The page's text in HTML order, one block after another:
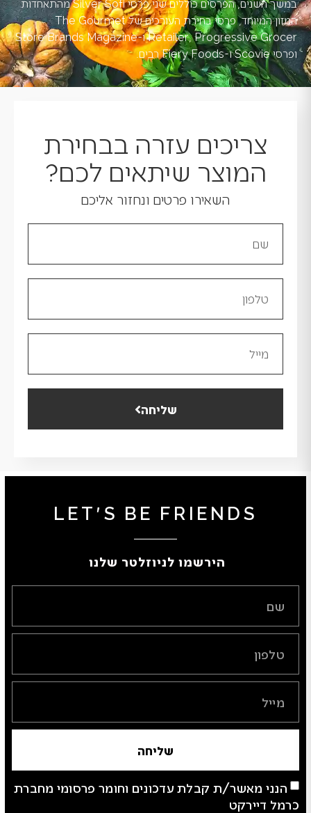
במשך השנים, הפרסים כוללים שני פרסי Silver Sofi מהתאחדות
המזון המיוחד, פרסי בחירת העורכים של The Gourmet
Retailer, Progressive Grocer ו-Store Brands Magazine
ופרסי Scovie ו-Fiery Foods רבים.
צריכים עזרה בבחירת
המוצר שיתאים לכם?
השאירו פרטים ונחזור אליכם
שליחה
LET'S BE FRIENDS
הירשמו לניוזלטר שלנו ​
הנני מאשר/ת קבלת עדכונים וחומר פרסומי מחברת
כרמל דיירקט
שליחה